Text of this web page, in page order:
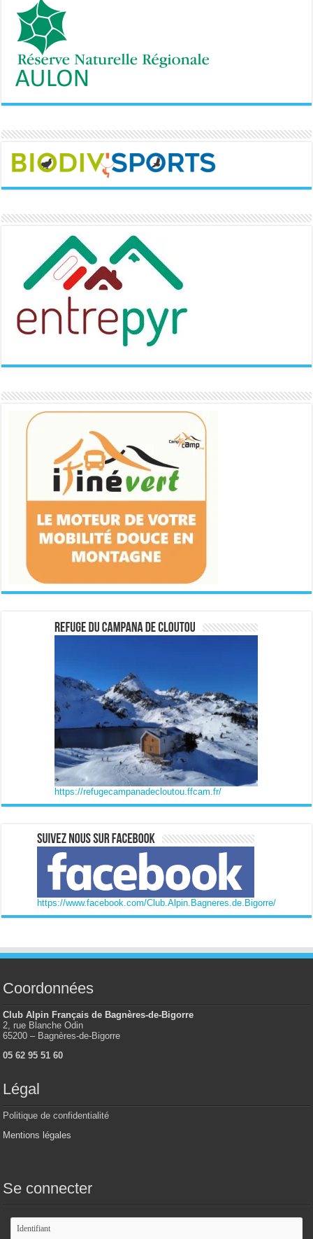
https://refugecampanadecloutou.ffcam.fr/
https://www.facebook.com/Club.Alpin.Bagneres.de.Bigorre/
Coordonnées
Club Alpin Français de Bagnères-de-Bigorre
2, rue Blanche Odin
65200 – Bagnères-de-Bigorre
05 62 95 51 60
Légal
Politique de confidentialité
Mentions légales
Se connecter